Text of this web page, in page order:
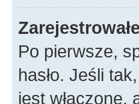
Po pierwsze,
hasło. Jeśli
jest włączone,